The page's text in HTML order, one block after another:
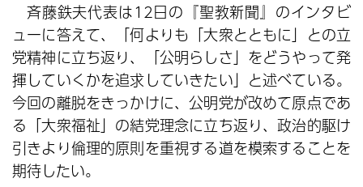
斉藤鉄夫代表は12日の『聖教新聞』のインタビ
ューに答えて、「何よりも「大衆とともに」との立
党精神に立ち返り、「公明らしさ」をどうやって発
揮していくかを追求していきたい」と述べている。
今回の離脱をきっかけに、公明党が改めて原点であ
る「大衆福祉」の結党理念に立ち返り、政治的駆け
引きより倫理的原則を重視する道を模索することを
期待したい。